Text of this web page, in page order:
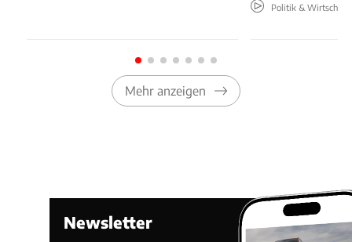
Politik & Wirtschaft
Mehr anzeigen
Newsletter